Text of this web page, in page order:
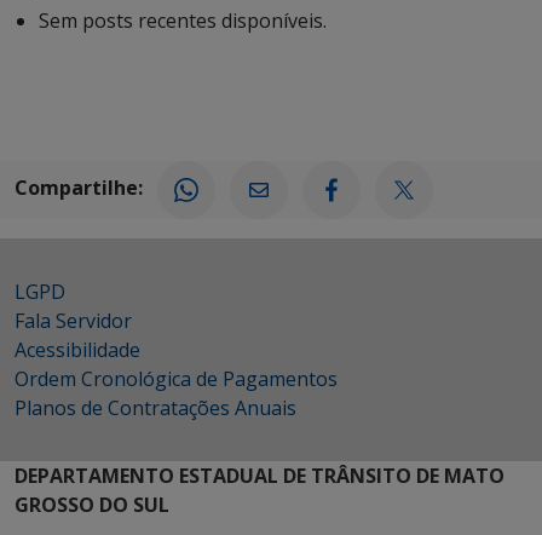
Sem posts recentes disponíveis.
Compartilhe:
LGPD
Fala Servidor
Acessibilidade
Ordem Cronológica de Pagamentos
Planos de Contratações Anuais
DEPARTAMENTO ESTADUAL DE TRÂNSITO DE MATO
GROSSO DO SUL